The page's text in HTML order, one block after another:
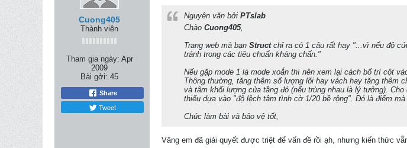
Cuong405
Thành viên
Tham gia ngày: Apr
2009
Bài gởi: 45
Share
Tweet
Nguyên văn bởi PTslab
Chào Cuong405,
Trang web mà bạn Structchỉ ra có 1 câu rất hay "...vì nếu độ
tránh trong các tiêu chuẩn kháng chấn."
Nếu gặp mode 1 là mode xoắn thì nên xem lại cách bố trí cột
Thông thường, tăng thêm số lượng lõi hay vách hay tăng thêm
và tâm khối lượng của tầng đó (nếu trùng nhau là lý tưởng).
thiểu dựa vào "độ lệch tâm tình cờ 1/20 bề rộng". Đó là điểm
Chúc làm bài và bảo vệ tốt,
Vâng em đã giải quyết được triệt để vấn đề rồi ạh, nhưng kiến thức